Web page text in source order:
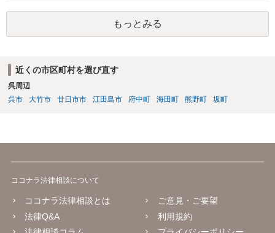
もっとみる
近くの市区町村を選び直す
呉周辺
呉市
大竹市 廿日市市 江田島市 府中町 海田町 熊野町 坂町
ココナラ法律相談について
ココナラ法律相談とは
法律Q&A
ご意見・ご要望
利用規約